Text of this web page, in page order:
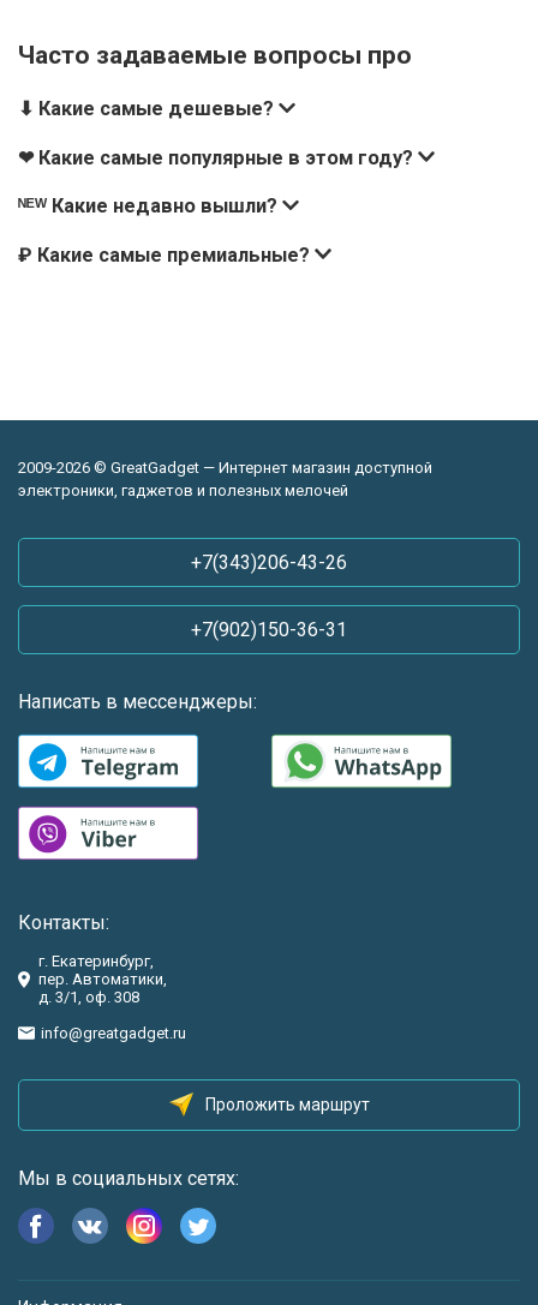
Часто задаваемые вопросы про
⬇ Какие самые дешевые?
❤ Какие самые популярные в этом году?
ᴺᴱᵂ Какие недавно вышли?
₽ Какие самые премиальные?
2009-2026 © GreatGadget — Интернет магазин доступной
электроники, гаджетов и полезных мелочей
+7(343)206-43-26
+7(902)150-36-31
Написать в мессенджеры:
Контакты:
г. Екатеринбург,
пер. Автоматики,
д. 3/1, оф. 308
info@greatgadget.ru
Проложить маршрут
Мы в социальных сетях: